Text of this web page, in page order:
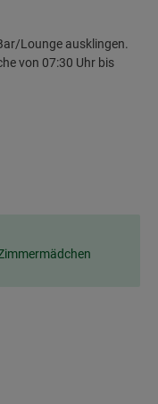
Lounge ausklingen.
von 07:30 Uhr bis